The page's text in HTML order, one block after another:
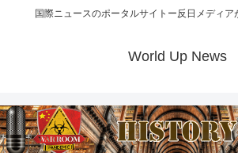
国際ニュースのポータルサイトー反日メディア
World Up News